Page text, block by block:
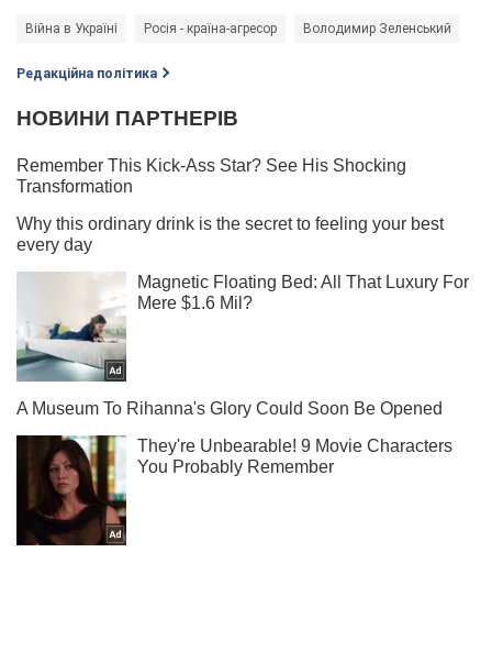
Війна в Україні Росія - країна-агресор Володимир Зеленський
Редакційна політика